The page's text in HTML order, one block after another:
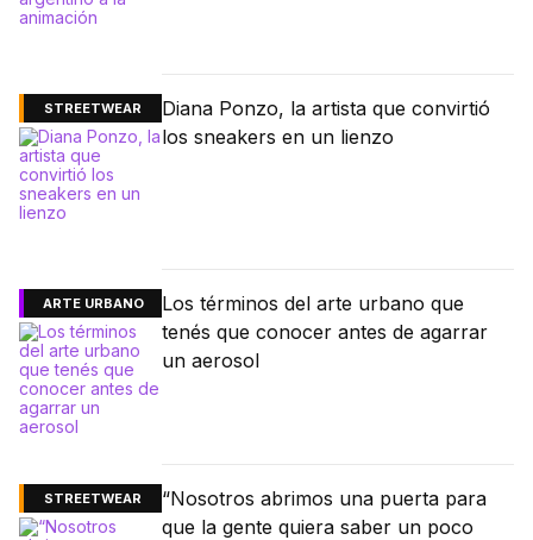
STREETWEAR
Diana Ponzo, la artista que convirtió
los sneakers en un lienzo
ARTE URBANO
Los términos del arte urbano que
tenés que conocer antes de agarrar
un aerosol
STREETWEAR
“Nosotros abrimos una puerta para
que la gente quiera saber un poco